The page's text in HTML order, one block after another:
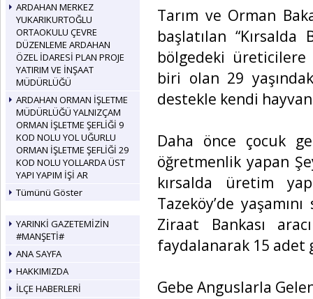
ARDAHAN MERKEZ
YUKARIKURTOĞLU
ORTAOKULU ÇEVRE
DÜZENLEME ARDAHAN
ÖZEL İDARESİ PLAN PROJE
YATIRIM VE İNŞAAT
MÜDÜRLÜĞÜ
ARDAHAN ORMAN İŞLETME
MÜDÜRLÜĞÜ YALNIZÇAM
ORMAN İŞLETME ŞEFLİĞİ 9
KOD NOLU YOL UĞURLU
ORMAN İŞLETME ŞEFLİĞİ 29
KOD NOLU YOLLARDA ÜST
YAPI YAPIM İŞİ AR
Tümünü Göster
YARINKİ GAZETEMİZİN
#MANŞETİ#
ANA SAYFA
HAKKIMIZDA
İLÇE HABERLERİ
Tarım ve Orman
başlatılan “Kırsalda
bölgedeki
biri olan 29
destekle kendi
Daha önce çocuk
öğretmenlik yapan
kırsalda üretim
Tazeköy’de
Ziraat Bankası
faydalanarak 15 adet
Gebe Anguslarla